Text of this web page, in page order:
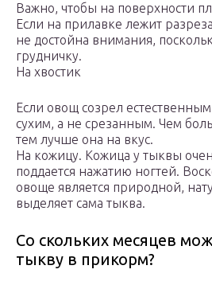
Важно, чтобы на поверхности
Если на прилавке лежит
не достойна внимания,
грудничку.
На хвостик
Если овощ созрел
сухим, а не срезанным. Чем
тем лучше она на вкус.
На кожицу. Кожица у тыквы
поддается нажатию ногтей.
овоще является природной,
выделяет сама тыква.
Со скольких месяцев
тыкву в прикорм?